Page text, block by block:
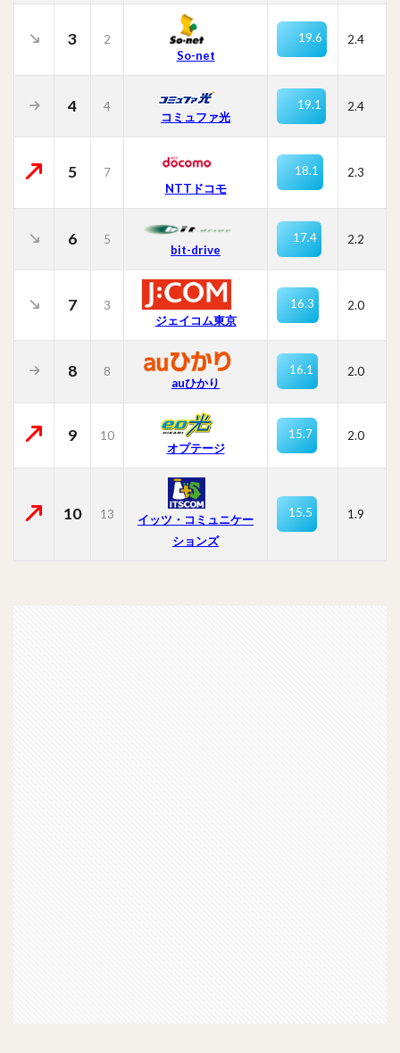
3
2
So-net
19.6 2.4
4 4
コミュファ光
19.1 2.4
5
7
NTTドコモ
18.1 2.3
6 5
bit-drive
17.4 2.2
7
3
ジェイコム東京
16.3 2.0
8
8
auひかり
16.1 2.0
9
10
オプテージ
15.7 2.0
10 13
イッツ・コミュニケー
ションズ
15.5 1.9